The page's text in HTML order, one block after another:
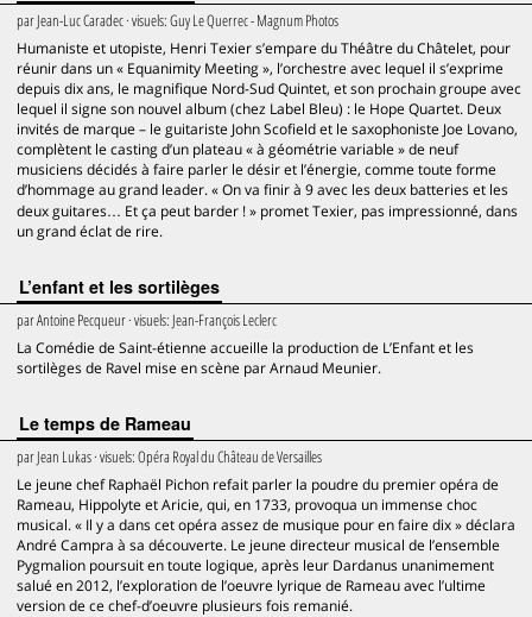
parJean-Luc Caradec· visuels:Guy Le Querrec - Magnum Photos
Humaniste et utopiste, Henri Texier s’empare du Théâtre du Châtelet, pour
réunir dans un « Equanimity Meeting », l’orchestre avec lequel il s’exprime
depuis dix ans, le magnifique Nord-Sud Quintet, et son prochain groupe avec
lequel il signe son nouvel album (chez Label Bleu) : le Hope Quartet. Deux
invités de marque – le guitariste John Scofield et le saxophoniste Joe Lovano,
complètent le casting d’un plateau « à géométrie variable » de neuf
musiciens décidés à faire parler le désir et l’énergie, comme toute forme
d’hommage au grand leader. « On va finir à 9 avec les deux batteries et les
deux guitares… Et ça peut barder ! » promet Texier, pas impressionné, dans
un grand éclat de rire.
L’enfant et les sortilèges
parAntoine Pecqueur· visuels: Jean-François Leclerc
La Comédie de Saint-étienne accueille la production de L’Enfant et les
sortilèges de Ravel mise en scène par Arnaud Meunier.
Le temps de Rameau
parJean Lukas· visuels:Opéra Royal du Château de Versailles
Le jeune chef Raphaël Pichon refait parler la poudre du premier opéra de
Rameau, Hippolyte et Aricie, qui, en 1733, provoqua un immense choc
musical. « Il y a dans cet opéra assez de musique pour en faire dix » déclara
André Campra à sa découverte. Le jeune directeur musical de l’ensemble
Pygmalion poursuit en toute logique, après leur Dardanus unanimement
salué en 2012, l’exploration de l’oeuvre lyrique de Rameau avec l’ultime
version de ce chef-d’oeuvre plusieurs fois remanié.